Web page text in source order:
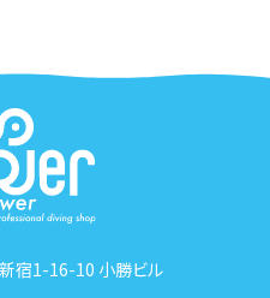
宿1-16-10 小勝ビル